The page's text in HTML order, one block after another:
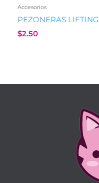
Accesorios
PEZONERAS LIFTING
$2.50